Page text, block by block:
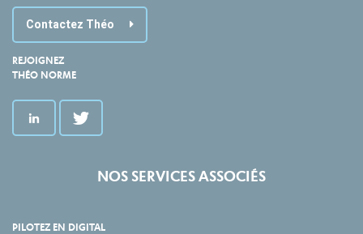
Contactez Théo
REJOIGNEZ
THÉO NORME
NOS SERVICES ASSOCIÉS
PILOTEZ EN DIGITAL